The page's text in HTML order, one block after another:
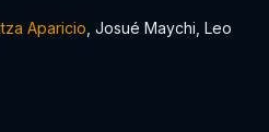
Aparicio , Josué Maychi, Leo